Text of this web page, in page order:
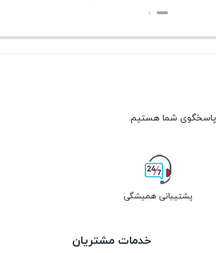
پشتیبانی همیشگی
خدمات مشتریان